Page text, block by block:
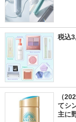
税込
（
てシ
主に